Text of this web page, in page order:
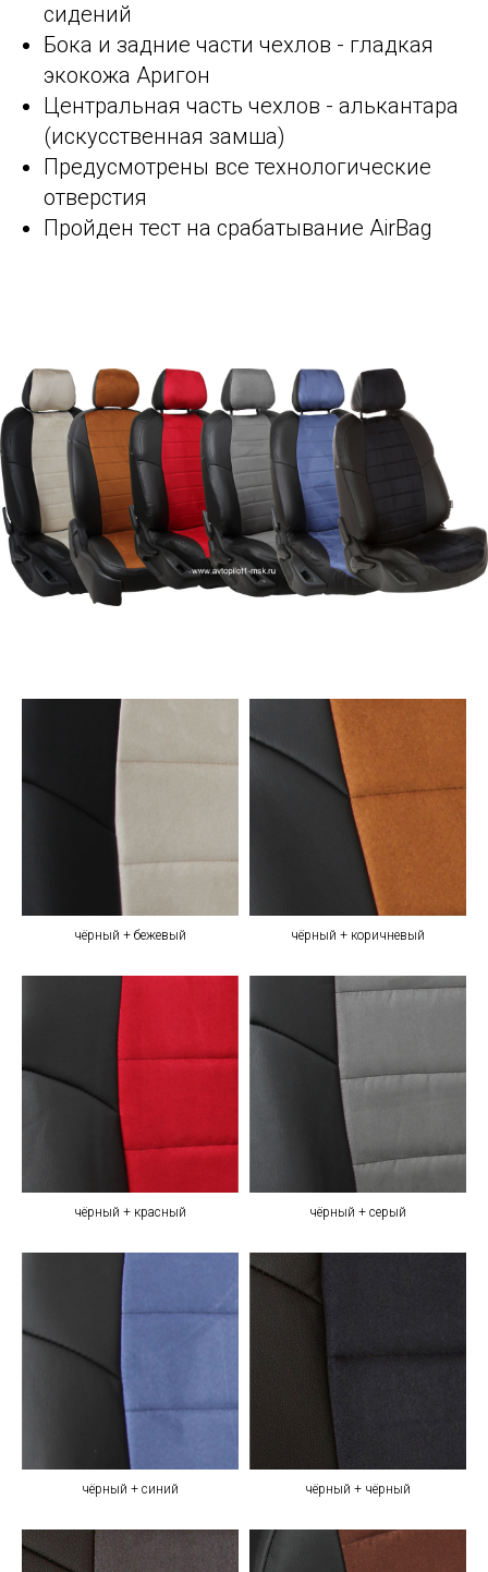
сидений
Бока и задние части чехлов - гладкая
экокожа Аригон
Центральная часть чехлов - алькантара
(искусственная замша)
Предусмотрены все технологические
отверстия
Пройден тест на срабатывание AirBag
чёрный + бежевый чёрный + коричневый
чёрный + красный чёрный + серый
чёрный + синий чёрный + чёрный